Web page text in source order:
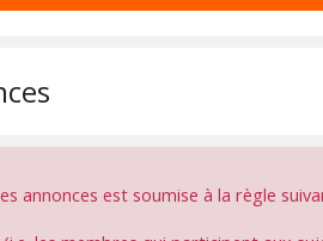
annonces est soumise à la règle